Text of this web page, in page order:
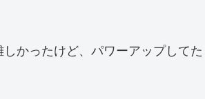
かったけど、パワーアップして